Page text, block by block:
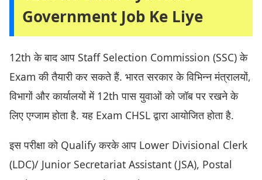
Government Job Ke Liye
12th के बाद आप Staff Selection Commission (SSC) के
Exam की तैयारी कर सकते हैं. भारत सरकार के विभिन्न मंत्रालयों,
विभागों और कार्यालयों में 12th पास युवाओं को जॉब पर रखने के
लिए एग्जाम होता है. यह Exam CHSL द्वारा आयोजित होता है.
इस परीक्षा को Qualify करके आप Lower Divisional Clerk
(LDC)/ Junior Secretariat Assistant (JSA), Postal